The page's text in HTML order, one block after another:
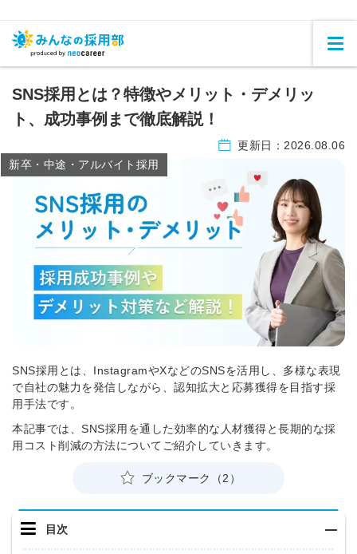
SNS採用とは？特徴やメリット・デメリッ
ト、成功事例まで徹底解説！
更新日： 2026.08.06
新卒・中途・アルバイト採用
SNS採用とは、InstagramやXなどのSNSを活用し、多様な表現
で自社の魅力を発信しながら、認知拡大と応募獲得を目指す採
用手法です。
本記事では、SNS採用を通した効率的な人材獲得と長期的な採
用コスト削減の方法についてご紹介していきます。
ブックマーク（2）
目次